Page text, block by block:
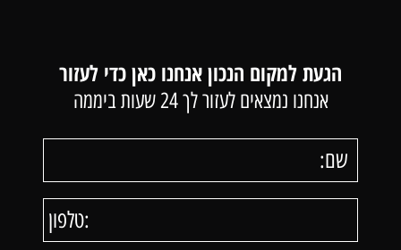
הגעת למקום הנכון אנחנו כאן כדי לעזור
אנחנו נמצאים לעזור לך 24 שעות ביממה